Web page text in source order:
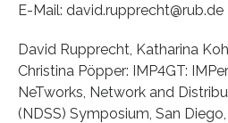
E-Mail: david.rupprecht@rub.de
David Rupprecht, Katharina
Christina Pöpper: IMP4GT:
NeTworks, Network and
(NDSS) Symposium, San